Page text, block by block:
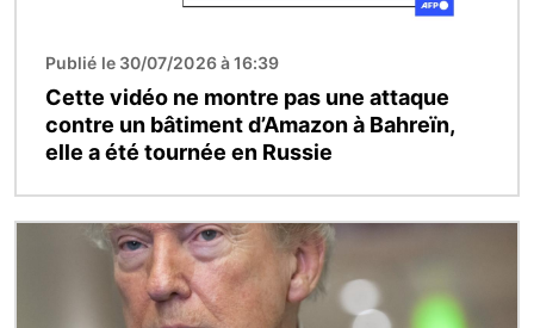
Publié le 30/07/2026 à 16:39
Cette vidéo ne montre pas une attaque
contre un bâtiment d’Amazon à Bahreïn,
elle a été tournée en Russie